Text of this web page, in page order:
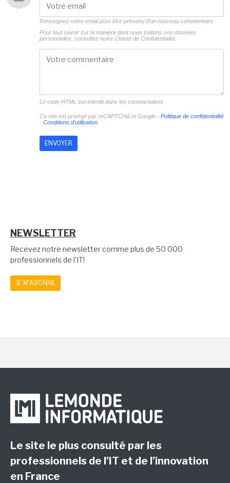
Renseignez votre email pour être prévenu d'un nouveau commentaire
Pour tout savoir sur la manière dont nous traitons vos données
personnelles, consultez notre Charte de Confidentialité.
Le code HTML est interdit dans les commentaires
Ce site est protégé par reCAPTCHA et Google - Politique de confidentialité
- Conditions d'utilisation
NEWSLETTER
Recevez notre newsletter comme plus de 50 000
professionnels de l'IT!
JE M'ABONNE
Le site le plus consulté par les
professionnels de l’IT et de l’innovation
en France